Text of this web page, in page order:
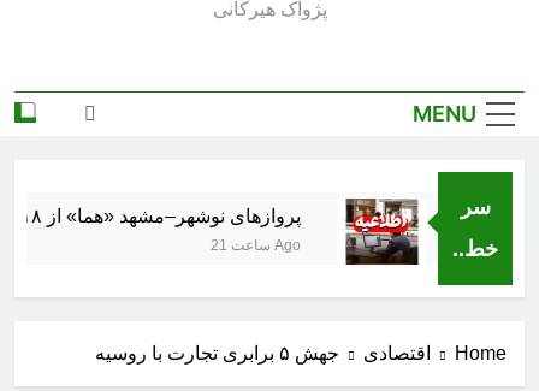
پژواک هیرکانی
MENU
سر
خط..
پروازهای نوشهر–مشهد «هما» از ۱۸ مرداد برقرار می‌شود
Home اقتصادی جهش ۵ برابری تجارت با روسیه